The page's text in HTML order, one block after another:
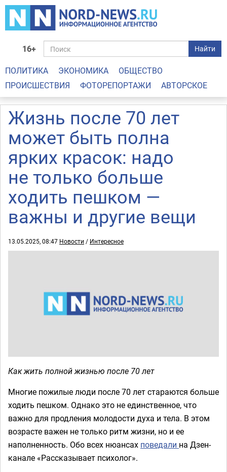
16+ Найти
ПОЛИТИКА ЭКОНОМИКА
ОБЩЕСТВО
ПРОИСШЕСТВИЯ
ФОТОРЕПОРТАЖИ АВТОРСКОЕ
Жизнь после 70 лет
может быть полна
ярких красок: надо
не только больше
ходить пешком —
важны и другие вещи
13.05.2025, 08:47 Новости / Интересное
Как жить полной жизнью после 70 лет
Многие пожилые люди после 70 лет стараются больше
ходить пешком. Однако это не единственное, что
важно для продления молодости духа и тела. В этом
возрасте важен не только ритм жизни, но и ее
наполненность. Обо всех нюансах поведали на Дзен-
канале «Рассказывает психолог».